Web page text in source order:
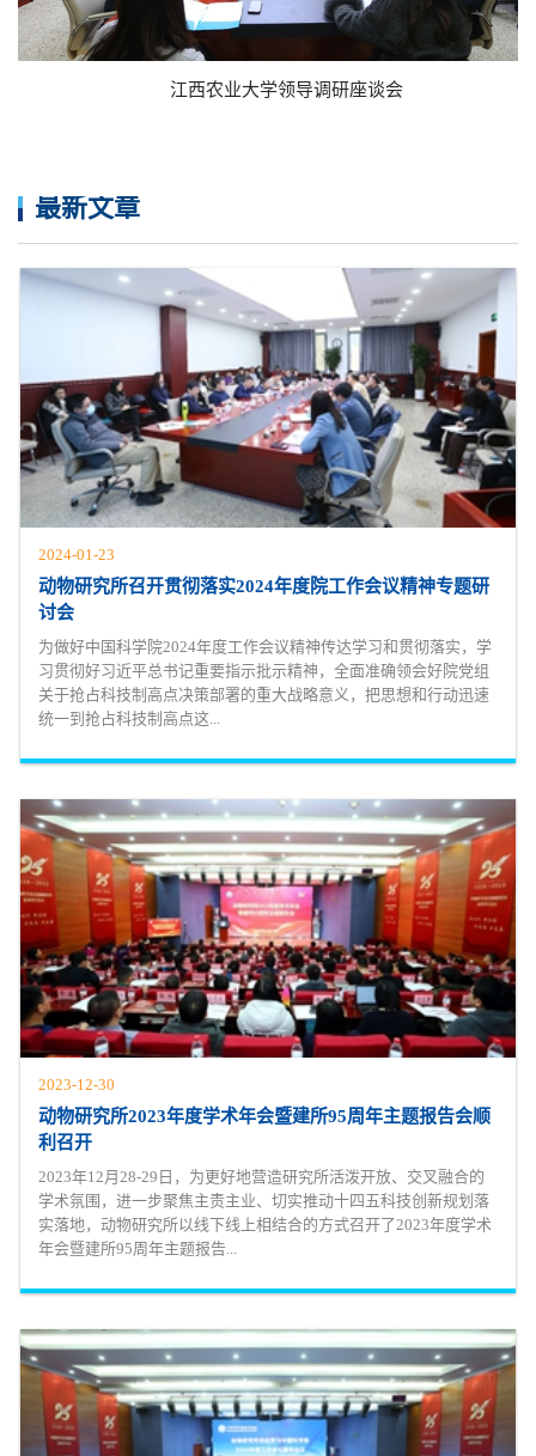
江西农业大学领导调研座谈会
最新文章
2024-01-23
动物研究所召开贯彻落实2024年度院工作会议精神专题研
讨会
为做好中国科学院2024年度工作会议精神传达学习和贯彻落实，学
习贯彻好习近平总书记重要指示批示精神，全面准确领会好院党组
关于抢占科技制高点决策部署的重大战略意义，把思想和行动迅速
统一到抢占科技制高点这...
2023-12-30
动物研究所2023年度学术年会暨建所95周年主题报告会顺
利召开
2023年12月28-29日，为更好地营造研究所活泼开放、交叉融合的
学术氛围，进一步聚焦主责主业、切实推动十四五科技创新规划落
实落地，动物研究所以线下线上相结合的方式召开了2023年度学术
年会暨建所95周年主题报告...